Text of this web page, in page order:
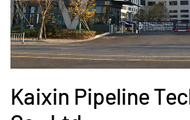
Kaixin Pipeline